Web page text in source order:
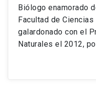
Biólogo enamorado
Facultad de
galardonado con el
Naturales el 2012,